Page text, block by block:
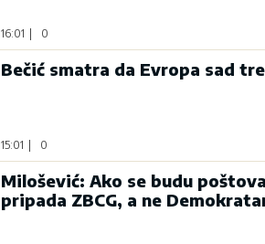
16:01 | 0
Bečić smatra da Evropa sad
15:01 0
Milošević: Ako se budu
pripada ZBCG, a ne